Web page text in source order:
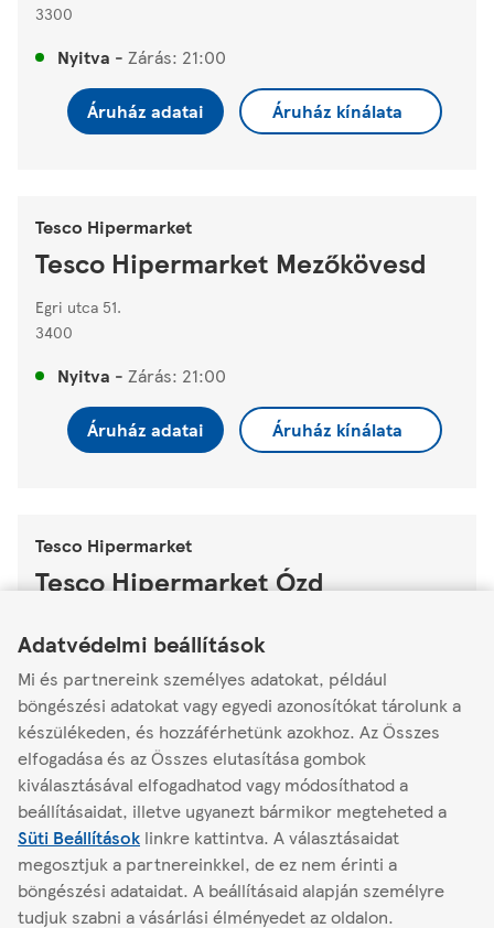
Adatvédelmi beállítások
Mi és partnereink személyes adatokat, például
böngészési adatokat vagy egyedi azonosítókat tárolunk a
készülékeden, és hozzáférhetünk azokhoz. Az Összes
elfogadása és az Összes elutasítása gombok
kiválasztásával elfogadhatod vagy módosíthatod a
beállításaidat, illetve ugyanezt bármikor megteheted a
Süti Beállítások linkre kattintva. A választásaidat
megosztjuk a partnereinkkel, de ez nem érinti a
böngészési adataidat. A beállításaid alapján személyre
tudjuk szabni a vásárlási élményedet az oldalon.
3300
Nyitva - Zárás: 21:00
Áruház adatai Áruház kínálata
Tesco Hipermarket
Tesco Hipermarket Mezőkövesd
Egri utca 51.
3400
Nyitva - Zárás: 21:00
Áruház adatai Áruház kínálata
Tesco Hipermarket
Tesco Hipermarket Ózd
3600
Nyitva-Zárás:22:00
Áruház adatai Áruház kínálata
Másik áruház keresése